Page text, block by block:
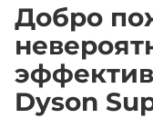
Добро
Dyson